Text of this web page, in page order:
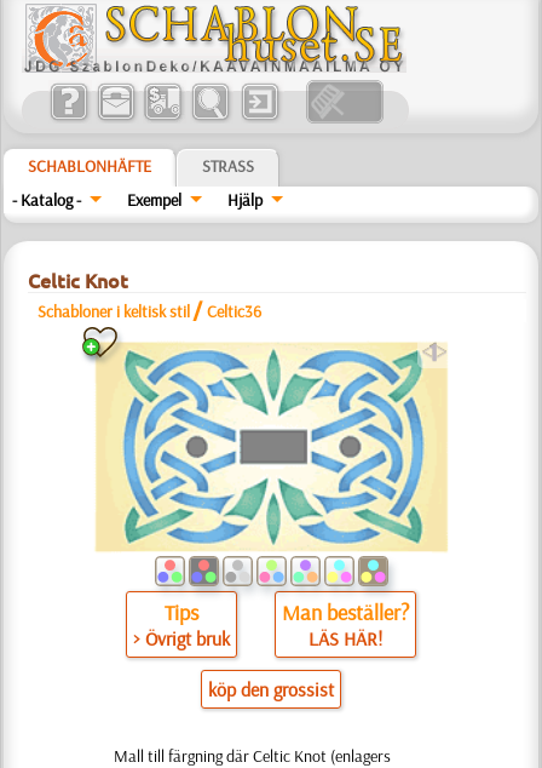
SCHABLONHÄFTE
STRASS
- Katalog -
Exempel Hjälp
Celtic Knot
Schabloner i keltisk stil /Celtic36
a
Tips
> Övrigt bruk
Man beställer?
LÄS HÄR!
köp den grossist
Mall till färgning där Celtic Knot (enlagers